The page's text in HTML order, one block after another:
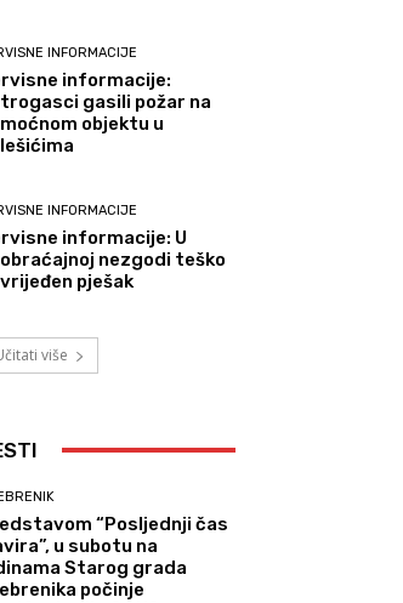
INFORMACIJE
informacije:
gasili požar na
objektu u
INFORMACIJE
informacije: U
nezgodi teško
pješak
više
“Posljednji čas
u subotu na
Starog grada
počinje